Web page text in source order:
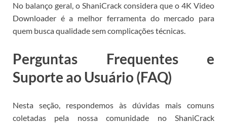
No balanço geral, o ShaniCrack considera que o 4K Video
Downloader é a melhor ferramenta do mercado para
quem busca qualidade sem complicações técnicas.
Perguntas Frequentes e
Suporte ao Usuário (FAQ)
Nesta seção, respondemos às dúvidas mais comuns
coletadas pela nossa comunidade no ShaniCrack